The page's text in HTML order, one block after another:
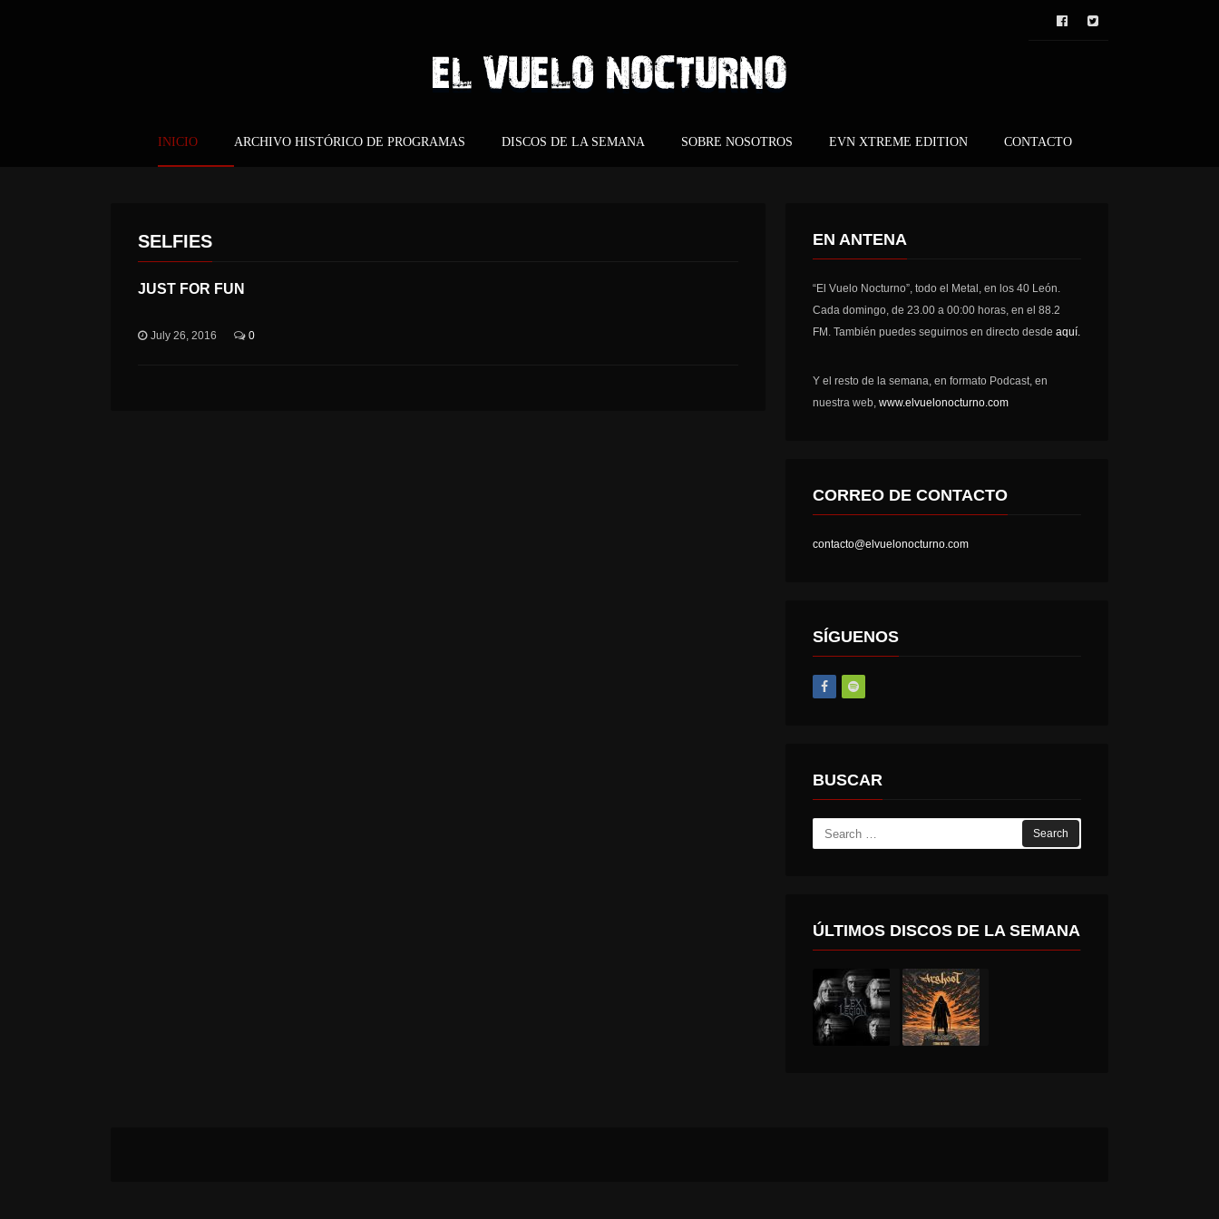
INICIO ARCHIVO HISTÓRICO DE PROGRAMAS DISCOS DE LA SEMANA SOBRE NOSOTROS EVN XTREME EDITION CONTACTO
SELFIES
JUST FOR FUN
July 26, 2016 0
EN ANTENA
“El Vuelo Nocturno”, todo el Metal, en los 40 León.
Cada domingo, de 23.00 a 00:00 horas, en el 88.2
FM. También puedes seguirnos en directo desdeaquí.
Y el resto de la semana, en formato Podcast, en
nuestra web,www.elvuelonocturno.com
CORREO DE CONTACTO
contacto@elvuelonocturno.com
SÍGUENOS
BUSCAR
Search
for:
ÚLTIMOS DISCOS DE LA SEMANA